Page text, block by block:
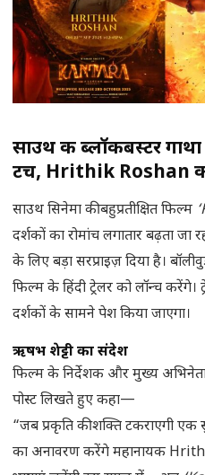
साउथ की ब्लॉकबस्टर
टच, Hrithik Roshan
साउथ सिनेमा की बहुप्रतीक्षित फिल्म
दर्शकों का रोमांच लगातार बढ़ता
के लिए बड़ा सरप्राइज़ दिया है।
फिल्म के हिंदी ट्रेलर को लॉन्च
दर्शकों के सामने पेश किया जाएगा।
ऋषभ शेट्टी का संदेश
फिल्म के निर्देशक और मुख्य अभिनेता
पोस्ट लिखते हुए कहा—
“जब प्रकृति की शक्ति टकराएगी एक
का अनावरण करेंगे महानायक